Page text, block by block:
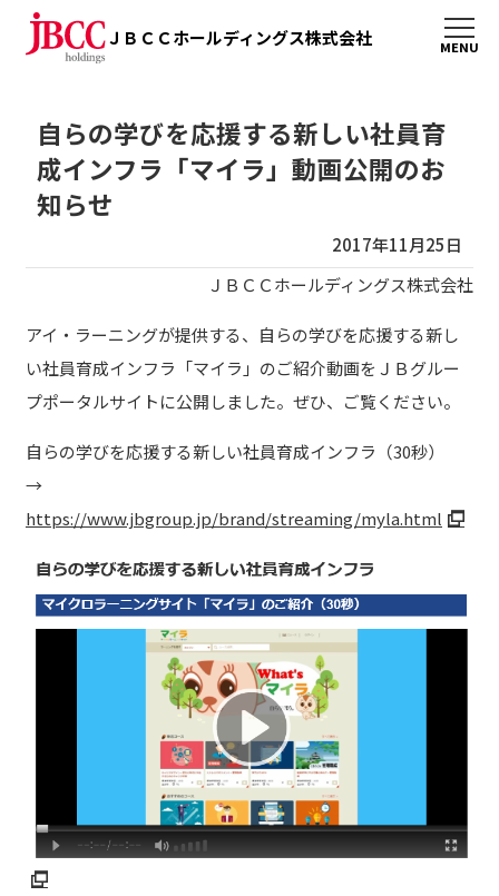
ＪＢＣＣホールディングス株式会社
自らの学びを応援する新しい社員育
成インフラ「マイラ」動画公開のお
知らせ
2017年11月25日
ＪＢＣＣホールディングス株式会社
アイ・ラーニングが提供する、自らの学びを応援する新し
い社員育成インフラ「マイラ」のご紹介動画をＪＢグルー
プポータルサイトに公開しました。ぜひ、ご覧ください。
自らの学びを応援する新しい社員育成インフラ（30秒）
→
https://www.jbgroup.jp/brand/streaming/myla.html